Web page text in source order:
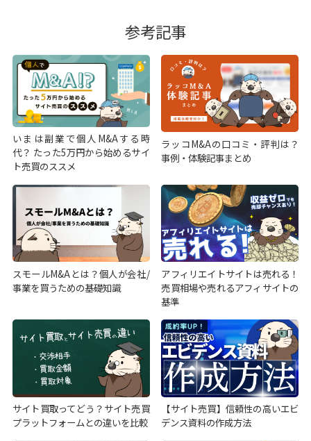
参考記事
いまは副業で個人M&Aする時
代？ たった5万円から始めるサイ
ト売買のススメ
ラッコM&Aの口コミ・評判は？
事例・体験記事まとめ
スモールM&Aとは？個人が会社/
事業を買うための基礎知識
アフィリエイトサイトは売れる！
売買相場や売れるアフィサイトの
基準
サイト買取ってどう？サイト売買
プラットフォームとの違いを比較
【サイト売買】信頼性の高いエビ
デンス資料の作成方法